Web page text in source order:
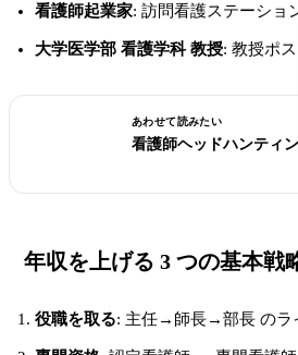
看護師起業家: 訪問看護ステーショ
大学医学部 看護学科 教授: 教授ポ
あわせて読みたい
看護師ヘッドハンティ
年収を上げる 3 つの基本戦
役職を取る: 主任→師長→部長 のラ